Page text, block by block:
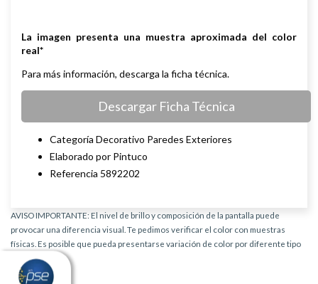
La imagen presenta una muestra aproximada del color
real*
Para más información, descarga la ficha técnica.
Descargar Ficha Técnica
Categoría Decorativo Paredes Exteriores
Elaborado por Pintuco
Referencia 5892202
AVISO IMPORTANTE: El nivel de brillo y composición de la pantalla puede
provocar una diferencia visual. Te pedimos verificar el color con muestras
físicas. Es posible que pueda presentarse variación de color por diferente tipo
de producto.